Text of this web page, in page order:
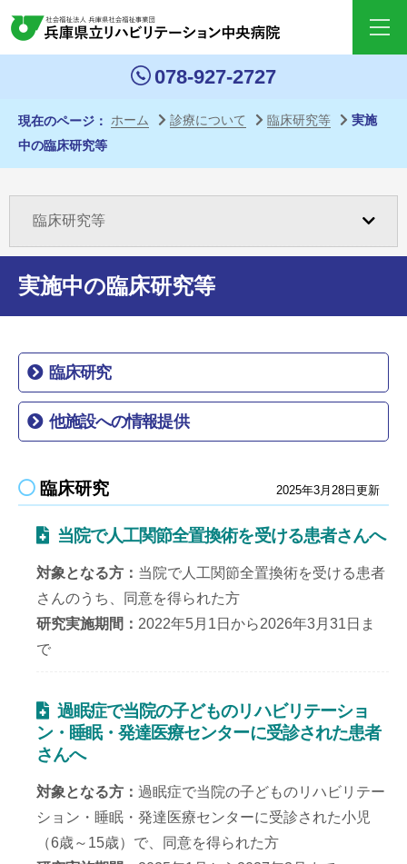
ペー
ジ内
リン
クで
す
サイ
ト内
リン
クへ
移動
しま
サイ
078-927-2727
現在のページ ホーム 診療について 臨床研究等
実施
中の臨床研究等
実施中の臨床研究等
臨床研究
他施設への情報提供
臨床研究 2025年3月28日 更新
当院で人工関節全置換術を受ける患者さんへ
対象となる方
当院で人工関節全置換術を受ける患者
さんのうち、同意を得られた方
研究実施期間
2022年5月1日から2026年3月31日ま
で
過眠症で当院の子どものリハビリテーショ
ン・睡眠・発達医療センターに受診された患者
さんへ
対象となる方
過眠症で当院の子どものリハビリテー
ション・睡眠・発達医療センターに受診された小児
（6歳～15歳）で、同意を得られた方
臨床研究等
外来診療科目のご案内
受診のご案内
患者教室
（PDF:15.19MB）
相談窓口のご案内
（PDF:113KB）
院内感染対策
（PDF:116KB）
（PDF:105KB）
療担規則等に基づく厚⽣労働⼤⾂が定める掲⽰
包括同意について